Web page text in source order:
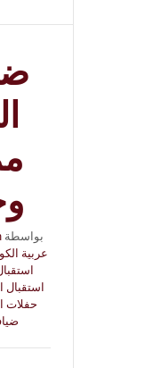
بواسطة
عربية الكويت |98970040|
استقبال
حفلات